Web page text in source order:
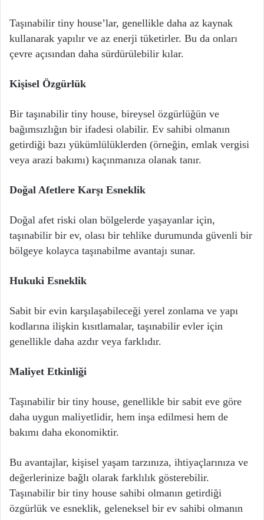
Taşınabilir tiny house’lar, genellikle daha az kaynak
kullanarak yapılır ve az enerji tüketirler. Bu da onları
çevre açısından daha sürdürülebilir kılar.
Kişisel Özgürlük
Bir taşınabilir tiny house, bireysel özgürlüğün ve
bağımsızlığın bir ifadesi olabilir. Ev sahibi olmanın
getirdiği bazı yükümlülüklerden (örneğin, emlak vergisi
veya arazi bakımı) kaçınmanıza olanak tanır.
Doğal Afetlere Karşı Esneklik
Doğal afet riski olan bölgelerde yaşayanlar için,
taşınabilir bir ev, olası bir tehlike durumunda güvenli bir
bölgeye kolayca taşınabilme avantajı sunar.
Hukuki Esneklik
Sabit bir evin karşılaşabileceği yerel zonlama ve yapı
kodlarına ilişkin kısıtlamalar, taşınabilir evler için
genellikle daha azdır veya farklıdır.
Maliyet Etkinliği
Taşınabilir bir tiny house, genellikle bir sabit eve göre
daha uygun maliyetlidir, hem inşa edilmesi hem de
bakımı daha ekonomiktir.
Bu avantajlar, kişisel yaşam tarzınıza, ihtiyaçlarınıza ve
değerlerinize bağlı olarak farklılık gösterebilir.
Taşınabilir bir tiny house sahibi olmanın getirdiği
özgürlük ve esneklik, geleneksel bir ev sahibi olmanın